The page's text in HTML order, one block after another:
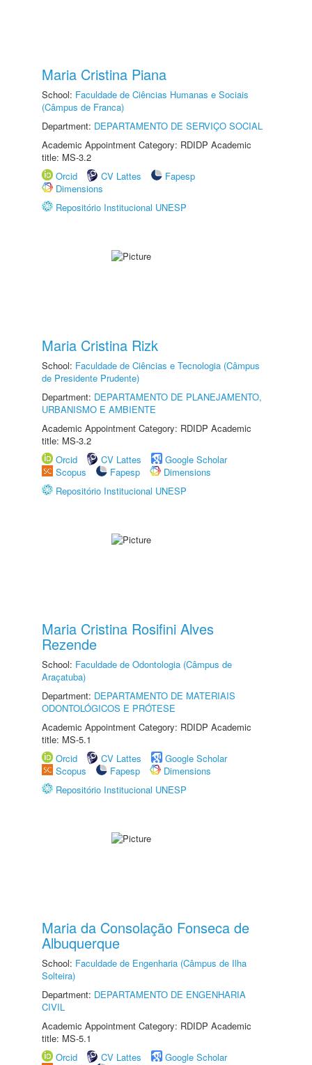
Maria Cristina Piana
School: Faculdade de Ciências Humanas e Sociais
(Câmpus de Franca)
Department: DEPARTAMENTO DE SERVIÇO SOCIAL
Academic Appointment Category: RDIDP Academic
title: MS-3.2
Orcid
CV Lattes
Fapesp
Dimensions
Repositório Institucional UNESP
Maria Cristina Rizk
School: Faculdade de Ciências e Tecnologia (Câmpus
de Presidente Prudente)
Department: DEPARTAMENTO DE PLANEJAMENTO,
URBANISMO E AMBIENTE
Academic Appointment Category: RDIDP Academic
title: MS-3.2
Orcid
CV Lattes
Google Scholar
Scopus
Fapesp
Dimensions
Repositório Institucional UNESP
Maria Cristina Rosifini Alves
Rezende
School: Faculdade de Odontologia (Câmpus de
Araçatuba)
Department: DEPARTAMENTO DE MATERIAIS
ODONTOLÓGICOS E PRÓTESE
Academic Appointment Category: RDIDP Academic
title: MS-5.1
Orcid
CV Lattes
Google Scholar
Scopus
Fapesp
Dimensions
Repositório Institucional UNESP
Maria da Consolação Fonseca de
Albuquerque
School: Faculdade de Engenharia (Câmpus de Ilha
Solteira)
Department: DEPARTAMENTO DE ENGENHARIA
CIVIL
Academic Appointment Category: RDIDP Academic
title: MS-5.1
Orcid
CV Lattes
Google Scholar